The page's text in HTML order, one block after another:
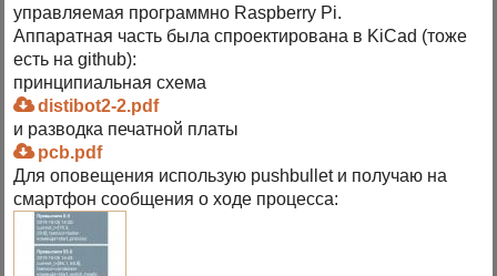
управляемая программно Raspberry Pi.
Аппаратная часть была спроектирована в KiCad (тоже
есть на github):
принципиальная схема
distibot2-2.pdf
и разводка печатной платы
pcb.pdf
Для оповещения использую pushbullet и получаю на
смартфон сообщения о ходе процесса: